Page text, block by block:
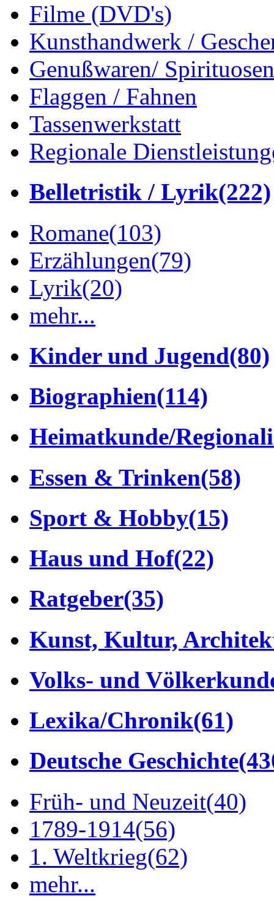
Filme (DVD's)
Kunsthandwerk /
Genußwaren/ Spirituosen
Flaggen / Fahnen
Tassenwerkstatt
Regionale
Belletristik / Lyrik(222)
Romane(103)
Erzählungen(79)
Lyrik(20)
mehr...
Kinder und Jugend(80)
Biographien(114)
Heimatkunde/
Essen & Trinken(58)
Sport & Hobby(15)
Haus und Hof(22)
Ratgeber(35)
Kunst, Kultur,
Volks- und
Lexika/Chronik(61)
Deutsche Geschichte
Früh- und Neuzeit(40)
1789-1914(56)
1. Weltkrieg(62)
mehr...